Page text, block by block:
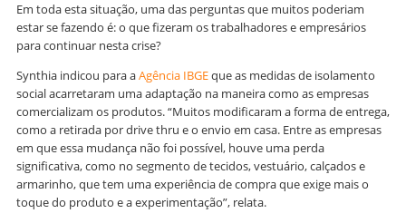
Em toda esta situação, uma das perguntas que muitos poderiam
estar se fazendo é: o que fizeram os trabalhadores e empresários
para continuar nesta crise?
Synthia indicou para aAgência IBGEque as medidas de isolamento
social acarretaram uma adaptação na maneira como as empresas
comercializam os produtos. “Muitos modificaram a forma de entrega,
como a retirada por drive thru e o envio em casa. Entre as empresas
em que essa mudança não foi possível, houve uma perda
significativa, como no segmento de tecidos, vestuário, calçados e
armarinho, que tem uma experiência de compra que exige mais o
toque do produto e a experimentação”, relata.